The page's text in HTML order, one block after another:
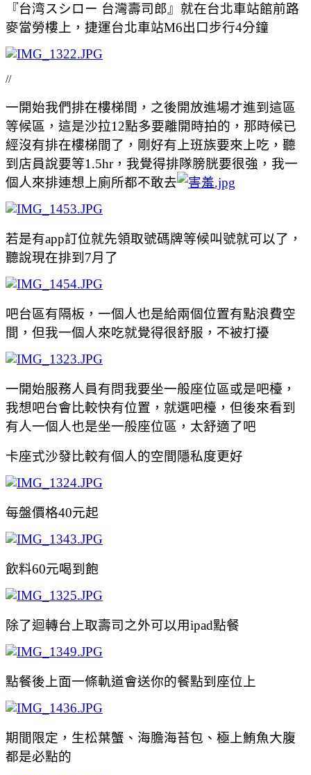
『台湾スシロー 台灣壽司郎』就在台北車站館前路
麥當勞樓上，捷運台北車站M6出口步行4分鐘
//
一開始我們排在樓梯間，之後開放進場才進到這區
等候區，這是沙拉12點多要離開時拍的，那時候已
經沒有排在樓梯間了，剛好有上班族要來上吃，聽
到店員說要等1.5hr，我覺得排隊膀胱要很強，我一
個人來排連想上廁所都不敢去
若是有app訂位就先領取號碼牌等候叫號就可以了，
聽說現在排到7月了
吧台區有隔板，一個人也是給兩個位置有點浪費空
間，但我一個人來吃就覺得很舒服，不被打擾
一開始服務人員有問我要坐一般座位區或是吧檯，
我想吧台會比較快有位置，就選吧檯，但後來看到
有人一個人也是坐一般座位區，太舒適了吧
卡座式沙發比較有個人的空間隱私度更好
每盤價格40元起
飲料60元喝到飽
除了迴轉台上取壽司之外可以用ipad點餐
點餐後上面一條軌道會送你的餐點到座位上
期間限定，生松葉蟹、海膽海苔包、極上鮪魚大腹
都是必點的